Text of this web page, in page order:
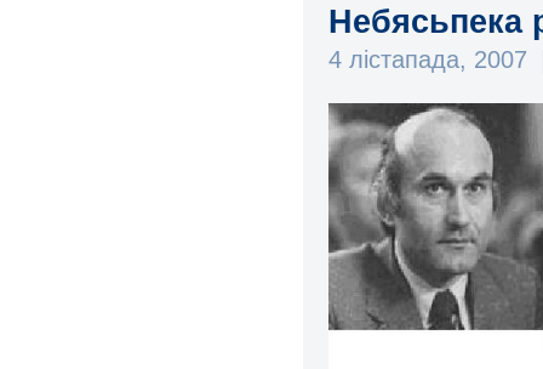
Небясьпека
4 лістапада, 2007